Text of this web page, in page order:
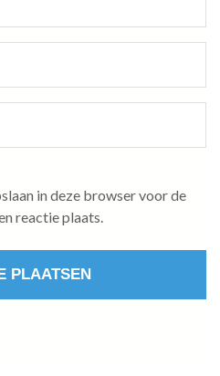
in deze browser voor de
reactie plaats.